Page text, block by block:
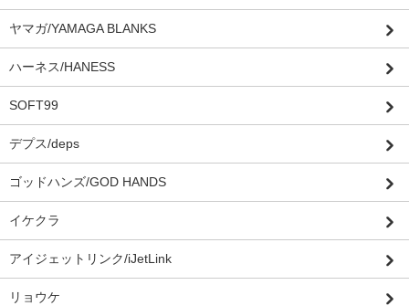
ヤマガ/YAMAGA BLANKS
ハーネス/HANESS
SOFT99
デプス/deps
ゴッドハンズ/GOD HANDS
イケクラ
アイジェットリンク/iJetLink
リョウケ